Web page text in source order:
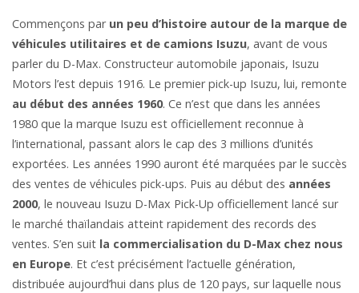
Commençons par un peu d’histoire autour de la marque de
véhicules utilitaires et de camions Isuzu, avant de vous
parler du D-Max. Constructeur automobile japonais, Isuzu
Motors l’est depuis 1916. Le premier pick-up Isuzu, lui, remonte
au début des années 1960. Ce n’est que dans les années
1980 que la marque Isuzu est officiellement reconnue à
l’international, passant alors le cap des 3 millions d’unités
exportées. Les années 1990 auront été marquées par le succès
des ventes de véhicules pick-ups. Puis au début des années
2000, le nouveau Isuzu D-Max Pick-Up officiellement lancé sur
le marché thaïlandais atteint rapidement des records des
ventes. S’en suit la commercialisation du D-Max chez nous
en Europe. Et c’est précisément l’actuelle génération,
distribuée aujourd’hui dans plus de 120 pays, sur laquelle nous